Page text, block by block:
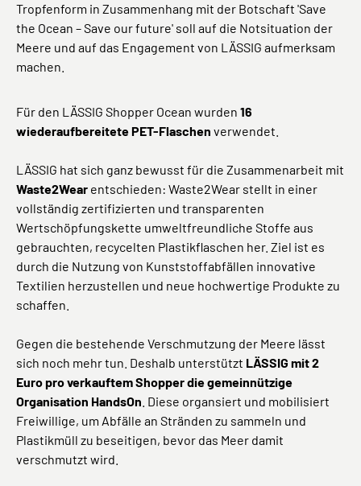
Tropfenform in Zusammenhang mit der Botschaft 'Save
the Ocean – Save our future' soll auf die Notsituation der
Meere und auf das Engagement von LÄSSIG aufmerksam
machen.
Für den LÄSSIG Shopper Ocean wurden 16
wiederaufbereitete PET-Flaschen verwendet.
LÄSSIG hat sich ganz bewusst für die Zusammenarbeit mit
Waste2Wear entschieden: Waste2Wear stellt in einer
vollständig zertifizierten und transparenten
Wertschöpfungskette umweltfreundliche Stoffe aus
gebrauchten, recycelten Plastikflaschen her. Ziel ist es
durch die Nutzung von Kunststoffabfällen innovative
Textilien herzustellen und neue hochwertige Produkte zu
schaffen.
Gegen die bestehende Verschmutzung der Meere lässt
sich noch mehr tun. Deshalb unterstützt LÄSSIG mit 2
Euro pro verkauftem Shopper die gemeinnützige
Organisation HandsOn . Diese organsiert und mobilisiert
Freiwillige, um Abfälle an Stränden zu sammeln und
Plastikmüll zu beseitigen, bevor das Meer damit
verschmutzt wird.